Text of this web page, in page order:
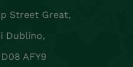
Street Great,
Dublino,
AFY9